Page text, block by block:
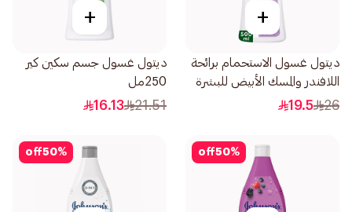
+
ديتول غسول الاستحمام برائحة
اللافندر والمسك الأبيض للبشرة
الحساسة 500مل
26
19.5
+
ديتول غسول جسم سكين كير
250مل
21.51
16.13
50%
off
50%
off